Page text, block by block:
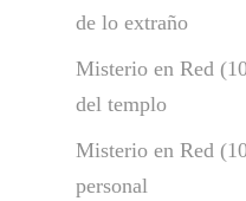
de lo extraño
Misterio en Red
del templo
Misterio en Red
personal